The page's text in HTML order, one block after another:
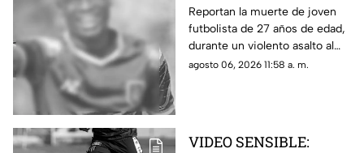
famoso FUTBOLISTA a
los 27 años durante
ASALTO; esto se sabe
Reportan la muerte de joven
futbolista de 27 años de edad,
durante un violento asalto al
que se resistió, te damos los
agosto 06, 2026 11:58 a. m.
VIDEO SENSIBLE: